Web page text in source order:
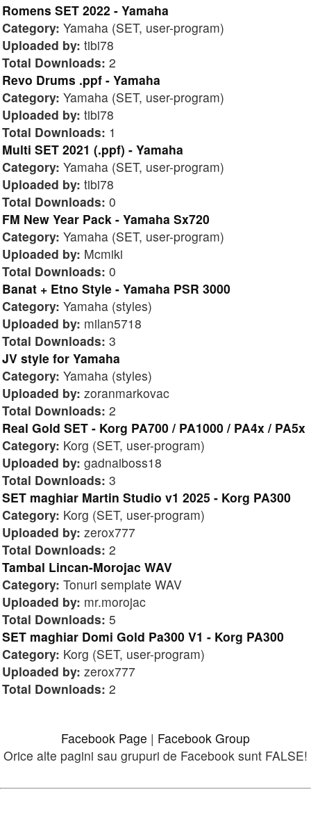
Romens SET 2022 - Yamaha
Category: Yamaha (SET, user-program)
Uploaded by: tibi78
Total Downloads: 2
Revo Drums .ppf - Yamaha
Category: Yamaha (SET, user-program)
Uploaded by: tibi78
Total Downloads: 1
Multi SET 2021 (.ppf) - Yamaha
Category: Yamaha (SET, user-program)
Uploaded by: tibi78
Total Downloads: 0
FM New Year Pack - Yamaha Sx720
Category: Yamaha (SET, user-program)
Uploaded by: Mcmiki
Total Downloads: 0
Banat + Etno Style - Yamaha PSR 3000
Category: Yamaha (styles)
Uploaded by: milan5718
Total Downloads: 3
JV style for Yamaha
Category: Yamaha (styles)
Uploaded by: zoranmarkovac
Total Downloads: 2
Real Gold SET - Korg PA700 / PA1000 / PA4x / PA5x
Category: Korg (SET, user-program)
Uploaded by: gadnaiboss18
Total Downloads: 3
SET maghiar Martin Studio v1 2025 - Korg PA300
Category: Korg (SET, user-program)
Uploaded by: zerox777
Total Downloads: 2
Tambal Lincan-Morojac WAV
Category: Tonuri semplate WAV
Uploaded by: mr.morojac
Total Downloads: 5
SET maghiar Domi Gold Pa300 V1 - Korg PA300
Category: Korg (SET, user-program)
Uploaded by: zerox777
Total Downloads: 2
Facebook Page | Facebook Group
Orice alte pagini sau grupuri de Facebook sunt FALSE!